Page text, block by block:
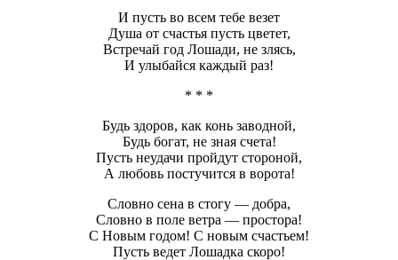
И пусть во всем тебе везет
Душа от счастья пусть цветет,
Встречай год Лошади, не злясь,
И улыбайся каждый раз!
* * *
Будь здоров, как конь заводной,
Будь богат, не зная счета!
Пусть неудачи пройдут стороной,
А любовь постучится в ворота!
Словно сена в стогу — добра,
Словно в поле ветра — простора!
С Новым годом! С новым счастьем!
Пусть ведет Лошадка скоро!